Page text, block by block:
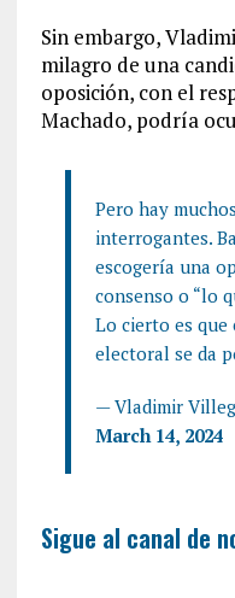
Sin embargo,
milagro de una
oposición, con el
Machado, podría
Pero hay
interrogantes.
escogería una
consenso o “lo
Lo cierto es que
electoral se da
— Vladimir
March 14, 2024
Sigue al canal de